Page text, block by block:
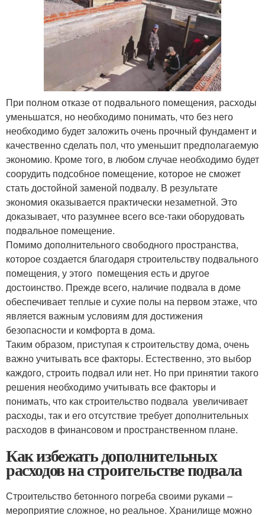
При полном отказе от подвального помещения, расходы
уменьшатся, но необходимо понимать, что без него
необходимо будет заложить очень прочный фундамент и
качественно сделать пол, что уменьшит предполагаемую
экономию. Кроме того, в любом случае необходимо будет
соорудить подсобное помещение, которое не сможет
стать достойной заменой подвалу. В результате
экономия оказывается практически незаметной. Это
доказывает, что разумнее всего все-таки оборудовать
подвальное помещение.
Помимо дополнительного свободного пространства,
которое создается благодаря строительству подвального
помещения, у этого помещения есть и другое
достоинство. Прежде всего, наличие подвала в доме
обеспечивает теплые и сухие полы на первом этаже, что
является важным условиям для достижения
безопасности и комфорта в дома.
Таким образом, приступая к строительству дома, очень
важно учитывать все факторы. Естественно, это выбор
каждого, строить подвал или нет. Но при принятии такого
решения необходимо учитывать все факторы и
понимать, что как строительство подвала увеличивает
расходы, так и его отсутствие требует дополнительных
расходов в финансовом и пространственном плане.
Как избежать дополнительных
расходов на строительстве подвала
Строительство бетонного погреба своими руками –
мероприятие сложное, но реальное. Хранилище можно